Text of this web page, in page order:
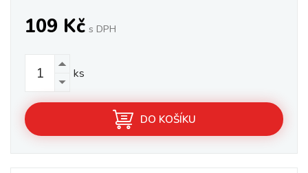
109 Kč s DPH
ks
DO KOŠÍKU